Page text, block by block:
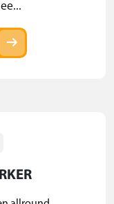
arrow_right_alt